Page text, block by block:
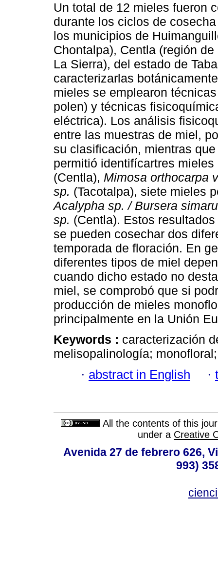
Un total de 12 mieles fueron
durante los ciclos de
los municipios de
Chontalpa), Centla (región
La Sierra), del estado de
caracterizarlas
mieles se emplearon
polen) y técnicas
eléctrica). Los análisis
entre las muestras de miel,
su clasificación, mientras
permitió identifícartres
(Centla), Mimosa orthocarpa
sp. (Tacotalpa), siete mieles
Acalypha sp. / Bursera
sp. (Centla). Estos
se pueden cosechar dos
temporada de floración. En
diferentes tipos de miel
cuando dicho estado no
miel, se comprobó que si
producción de mieles
principalmente en la Unión
Keywords : caracterización
melisopalinología;
· abstract in English ·
All the contents of this
under a Creative
Avenida 27 de febrero 626,
993)